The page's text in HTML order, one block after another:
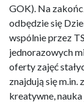
GOK). Na
odbędzie się
wspólnie przez
jednorazowych
oferty zajęć
znajdują się
kreatywne,